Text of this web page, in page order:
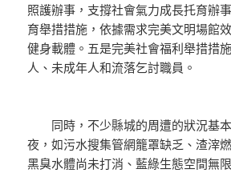
照護辦事，支撐社會氣力成長托育辦
育舉措措施，依據需求完美文明場館
健身載體。五是完美社會福利舉措措
人、未成年人和流落乞討職員。
同時，不少縣城的周遭的狀況基
夜，如污水搜集管網籠罩缺乏、渣滓
黑臭水體尚未打消、藍綠生態空間無